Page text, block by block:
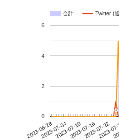
合計 Twitter (
2023-06-282023-07-042023-07-102023-07-162023-07-22
2023-
0
2
4
6
*
*